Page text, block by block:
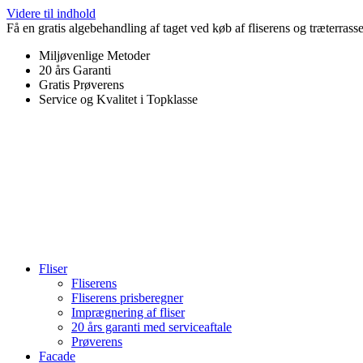
Videre til indhold
Få en gratis algebehandling af taget ved køb af fliserens og
Miljøvenlige Metoder
20 års Garanti
Gratis Prøverens
Service og Kvalitet i Topklasse
Fliser
Fliserens
Fliserens prisberegner
Imprægnering af fliser
20 års garanti med serviceaftale
Prøverens
Facade